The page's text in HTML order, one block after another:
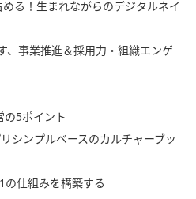
る！生まれながらのデジタルネイ
事業推進＆採用力・組織エンゲ
の5ポイント
シンプルベースのカルチャーブッ
仕組みを構築する